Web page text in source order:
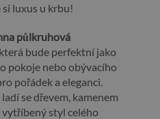
luxus u krbu!
půlkruhová
bude perfektní jako
pokoje nebo obývacího
pořádek a eleganci.
se dřevem, kamenem
styl celého